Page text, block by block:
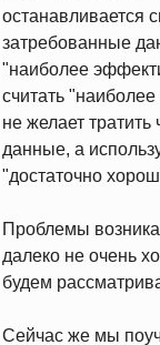
останавливается
затребованные
"наиболее
считать
не желает
данные, а
"достаточно
Проблемы
далеко не очень
будем
Сейчас же мы